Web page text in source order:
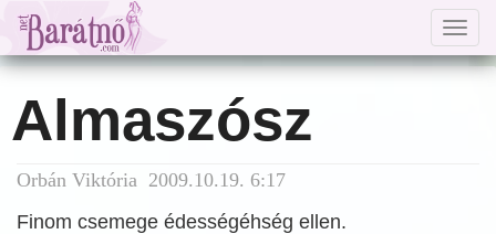
Almaszósz
Orbán Viktória 2009.10.19. 6:17
Finom csemege édességéhség ellen.